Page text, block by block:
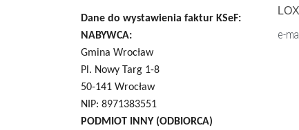
Dane do wystawienia faktur KSeF:
NABYWCA:
Gmina Wrocław
Pl. Nowy Targ 1-8
50-141 Wrocław
NIP: 8971383551
PODMIOT INNY (ODBIORCA)
e-